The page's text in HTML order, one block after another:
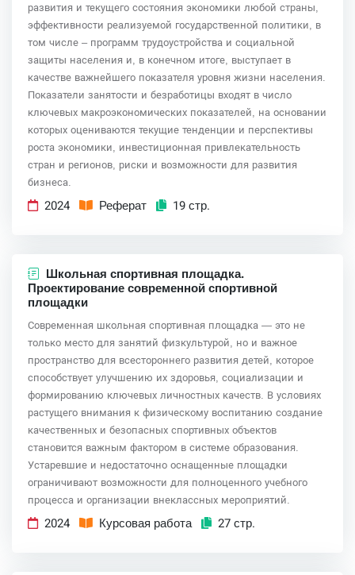
развития и текущего состояния экономики любой страны,
эффективности реализуемой государственной политики, в
том числе – программ трудоустройства и социальной
защиты населения и, в конечном итоге, выступает в
качестве важнейшего показателя уровня жизни населения.
Показатели занятости и безработицы входят в число
ключевых макроэкономических показателей, на основании
которых оцениваются текущие тенденции и перспективы
роста экономики, инвестиционная привлекательность
стран и регионов, риски и возможности для развития
бизнеса.
2024 Реферат 19 стр.
Школьная спортивная площадка.
Проектирование современной спортивной
площадки
Современная школьная спортивная площадка — это не
только место для занятий физкультурой, но и важное
пространство для всестороннего развития детей, которое
способствует улучшению их здоровья, социализации и
формированию ключевых личностных качеств. В условиях
растущего внимания к физическому воспитанию создание
качественных и безопасных спортивных объектов
становится важным фактором в системе образования.
Устаревшие и недостаточно оснащенные площадки
ограничивают возможности для полноценного учебного
процесса и организации внеклассных мероприятий.
2024 Курсовая работа 27 стр.